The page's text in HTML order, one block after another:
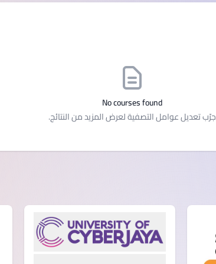
Management and Science University (MSU)
No courses found
جرّب تعديل عوامل التصفية لعرض المزيد من النتائج.